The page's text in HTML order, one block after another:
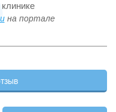
после коагуляции
матки при фоновых
на портале